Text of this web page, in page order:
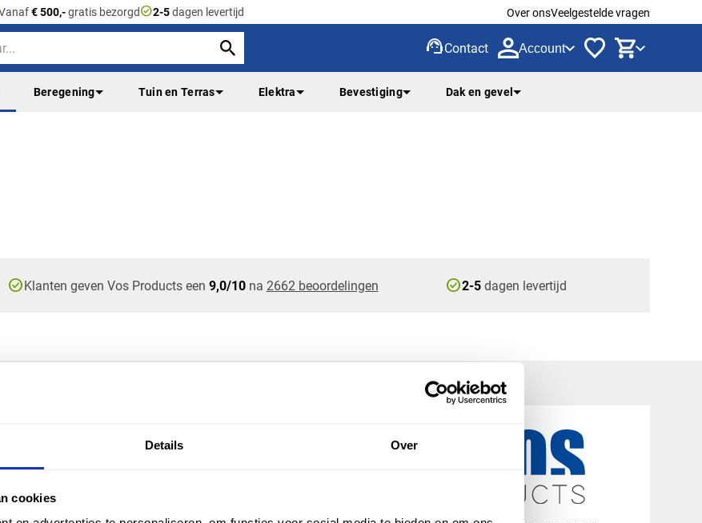
Details Over
cookies
€ 500,-gratis bezorgdcheck_circle2-5dagen levertijd Over onsVeelgestelde vragen
support_agentContact Account
Beregening Tuin en Terras Elektra Bevestiging Dak en gevel
check_circleKlanten geven Vos Products een 9,0/10na 2662 beoordelingen check_circle2-5 dagen levertijd
ZAKELIJK